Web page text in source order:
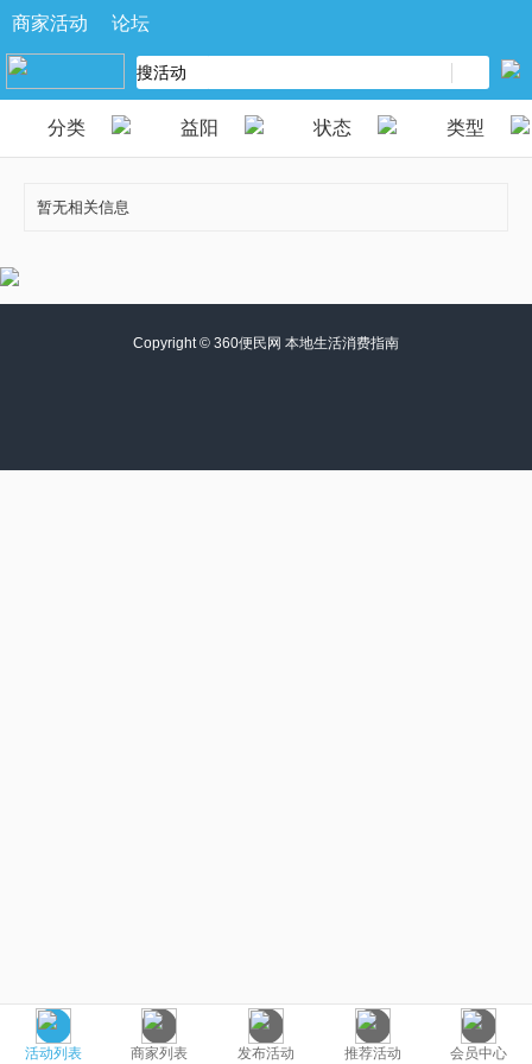
商家活动 论坛
分类 益阳 状态 类型
暂无相关信息
活动列表 商家列表 发布活动 推荐活动 会员中心
Copyright © 360便民网 本地生活消费指南